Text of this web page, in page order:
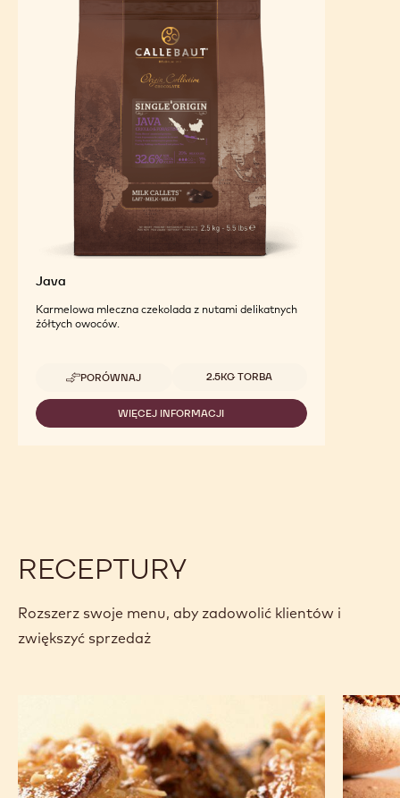
Java
Karmelowa mleczna czekolada z nutami delikatnych
żółtych owoców.
PORÓWNAJ
-
JAVA
Dostępne opakowania
2.5KG TORBA
WIĘCEJ INFORMACJI
-
RECEPTURY
Rozszerz swoje menu, aby zadowolić klientów i
zwiększyć sprzedaż
z czekoladą
i orzechami
laskowymi
z